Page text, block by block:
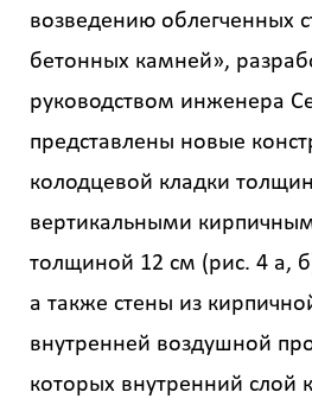
возведению облегченных
бетонных камней»,
руководством инженера
представлены новые
колодцевой кладки
вертикальными
толщиной 12 см (рис. 4 а,
а также стены из
внутренней воздушной
которых внутренний слой